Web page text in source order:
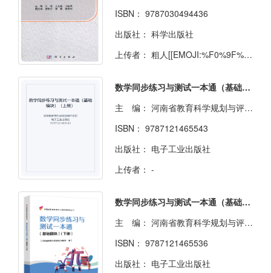
ISBN： 9787030494436
出版社： 科学出版社
上传者： 粗人[[EMOJI:%F0%9F%A4%94]]一枚
数学同步练习与测试一本通（基础模块）（上册）
主 编： 河南省教育科学规划与评估院
ISBN： 9787121465543
出版社： 电子工业出版社
上传者： -
数学同步练习与测试一本通（基础模块）（下册）
主 编： 河南省教育科学规划与评估院
ISBN： 9787121465536
出版社： 电子工业出版社